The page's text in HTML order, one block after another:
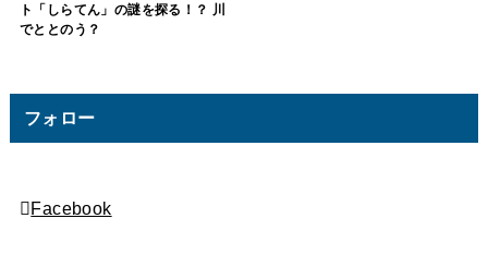
ト「しらてん」の謎を探る！？ 川
でととのう？
フォロー
Facebook